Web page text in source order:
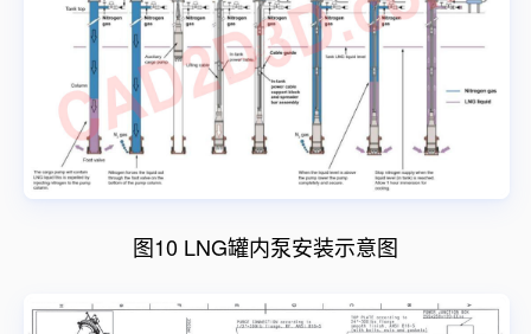
图10 LNG罐内泵安装示意图